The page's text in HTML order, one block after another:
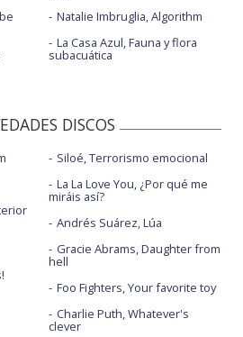
Natalie Imbruglia, Algorithm
La Casa Azul, Fauna y flora
subacuática
DISCOS
Siloé, Terrorismo emocional
La La Love You, ¿Por qué me
miráis así?
Andrés Suárez, Lúa
Gracie Abrams, Daughter from
hell
Foo Fighters, Your favorite toy
Charlie Puth, Whatever's
clever